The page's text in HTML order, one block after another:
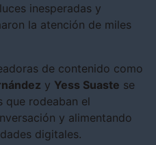
inesperadas y
la atención de miles
de contenido como
y Yess Suaste se
que rodeaban el
y alimentando
digitales.